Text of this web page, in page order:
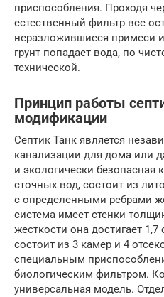
приспособления. Проходя
естественный фильтр все
неразложившиеся примеси
грунт попадает вода, по
технической.
Принцип работы
модификации
Септик Танк является
канализации для дома или
и экологически безопасная
сточных вод, состоит из
с определенными ребрами
система имеет стенки
жесткости она достигает
состоит из 3 камер и 4
специальным
биологическим фильтром.
универсальная модель.